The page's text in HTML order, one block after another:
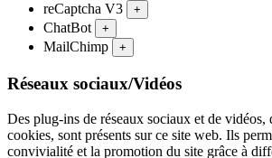
reCaptcha V3 +
ChatBot +
MailChimp +
Réseaux sociaux/Vidéos
Des plug-ins de réseaux sociaux et de vidéos,
cookies, sont présents sur ce site web. Ils
convivialité et la promotion du site grâce à